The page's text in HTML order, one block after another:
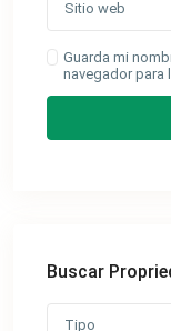
Guarda mi
navegador para
Buscar
Tipo